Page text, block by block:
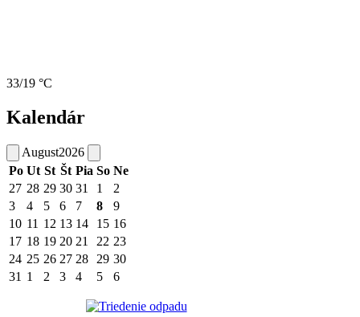
33/19 °C
Kalendár
August2026
Po Ut St Št Pia So Ne
27 28 29 30 31 1
2
3
4 5 6 7 8
9
10 11 12 13 14 15 16
17 18 19 20 21 22 23
24 25 26 27 28 29 30
31 1 2 3 4 5 6